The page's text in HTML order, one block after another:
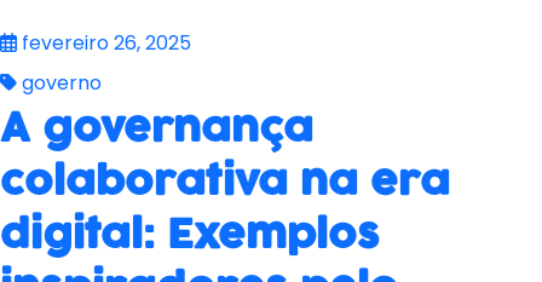
fevereiro 26, 2025
governo
A governança
colaborativa na era
digital: Exemplos